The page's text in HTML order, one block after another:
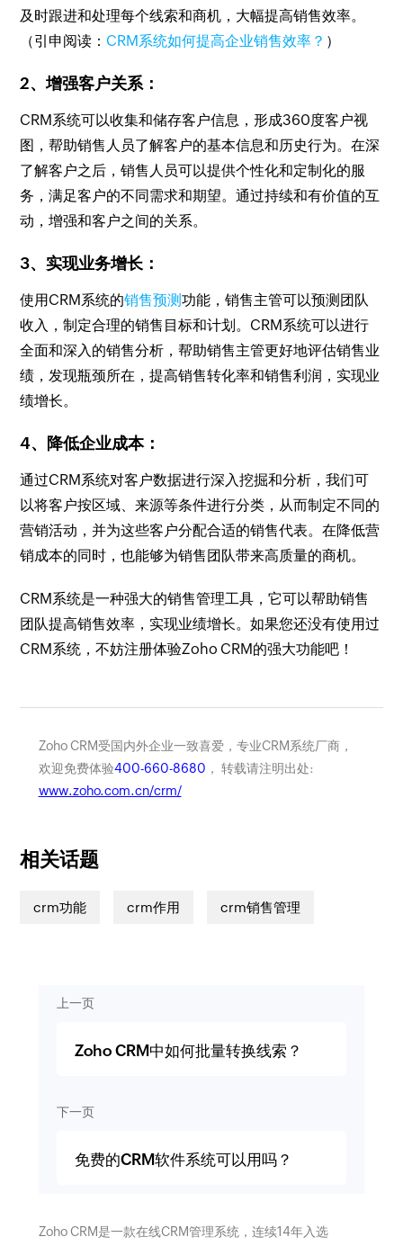
及时跟进和处理每个线索和商机，大幅提高销售效率。
（引申阅读： CRM系统如何提高企业销售效率？ ）
2、增强客户关系：
CRM系统可以收集和储存客户信息，形成360度客户视
图，帮助销售人员了解客户的基本信息和历史行为。在深
了解客户之后，销售人员可以提供个性化和定制化的服
务，满足客户的不同需求和期望。通过持续和有价值的互
动，增强和客户之间的关系。
3、实现业务增长：
使用CRM系统的销售预测功能，销售主管可以预测团队
收入，制定合理的销售目标和计划。CRM系统可以进行
全面和深入的销售分析，帮助销售主管更好地评估销售业
绩，发现瓶颈所在，提高销售转化率和销售利润，实现业
绩增长。
4、降低企业成本：
通过CRM系统对客户数据进行深入挖掘和分析，我们可
以将客户按区域、来源等条件进行分类，从而制定不同的
营销活动，并为这些客户分配合适的销售代表。在降低营
销成本的同时，也能够为销售团队带来高质量的商机。
CRM系统是一种强大的销售管理工具，它可以帮助销售
团队提高销售效率，实现业绩增长。如果您还没有使用过
CRM系统，不妨注册体验Zoho CRM的强大功能吧！
Zoho CRM受国内外企业一致喜爱，专业CRM系统厂商，
欢迎免费体验400-660-8680 ， 转载请注明出处:
www.zoho.com.cn/crm/
相关话题
crm功能 crm作用 crm销售管理
上一页
Zoho CRM中如何批量转换线索？
下一页
免费的CRM软件系统可以用吗？
Zoho CRM是一款在线CRM管理系统，连续14年入选